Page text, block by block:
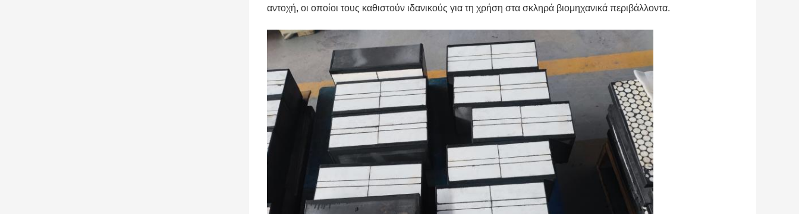
αντοχή, οι οποίοι τους καθιστούν ιδανικούς για τη χρήση στα σκληρά βιομηχανικά περιβάλλοντα.